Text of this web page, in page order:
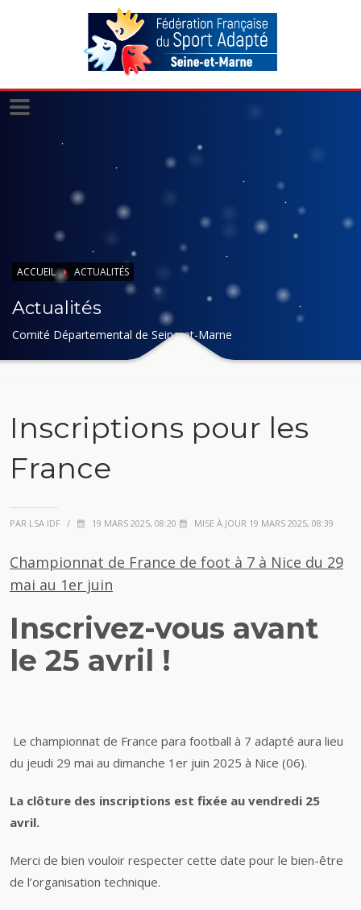
ACCUEIL ACTUALITÉS
Actualités
Comité Départemental de Seine-et-Marne
Inscriptions pour les
France
PAR LSA IDF / 19 MARS 2025, 08:20 MISE À JOUR 19 MARS 2025, 08:39
Championnat de France de foot à 7 à Nice du 29
mai au 1er juin
Inscrivez-vous avant
le 25 avril !
Le championnat de France para football à 7 adapté aura lieu
du jeudi 29 mai au dimanche 1er juin 2025 à Nice (06).
La clôture des inscriptions est fixée au vendredi 25
avril.
Merci de bien vouloir respecter cette date pour le bien-être
de l’organisation technique.
Panneau de gestion des cookies